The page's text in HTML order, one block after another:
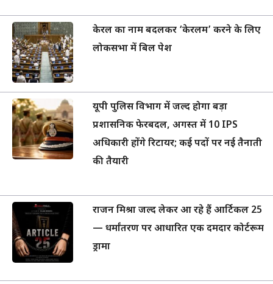
केरल का नाम बदलकर ‘केरलम’ करने के लिए
लोकसभा में बिल पेश
यूपी पुलिस विभाग में जल्द होगा बड़ा
प्रशासनिक फेरबदल, अगस्त में 10 IPS
अधिकारी होंगे रिटायर; कई पदों पर नई तैनाती
की तैयारी
राजन मिश्रा जल्द लेकर आ रहे हैं आर्टिकल 25
— धर्मांतरण पर आधारित एक दमदार कोर्टरूम
ड्रामा